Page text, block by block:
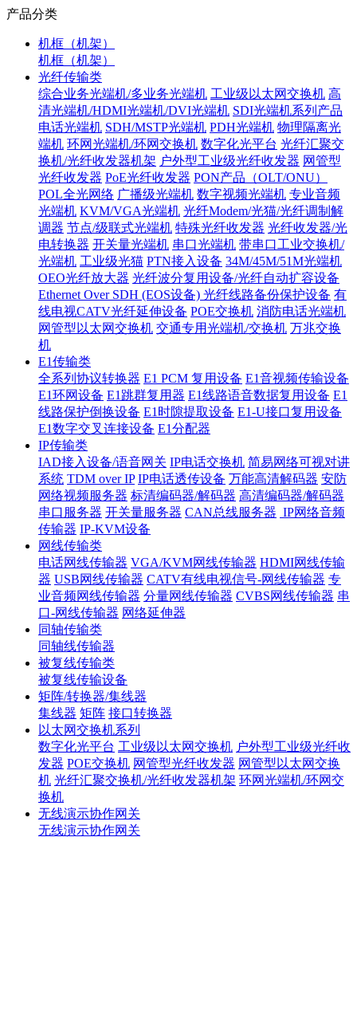
产品分类
机框（机架）
机框（机架）
光纤传输类
综合业务光端机/多业务光端机 工业级以太网交换机 高
清光端机/HDMI光端机/DVI光端机 SDI光端机系列产品
电话光端机 SDH/MSTP光端机 PDH光端机 物理隔离光
端机 环网光端机/环网交换机 数字化光平台 光纤汇聚交
换机/光纤收发器机架 户外型工业级光纤收发器 网管型
光纤收发器 PoE光纤收发器 PON产品（OLT/ONU）
POL全光网络 广播级光端机 数字视频光端机 专业音频
光端机 KVM/VGA光端机 光纤Modem/光猫/光纤调制解
调器 节点/级联式光端机 特殊光纤收发器 光纤收发器/光
电转换器 开关量光端机 串口光端机 带串口工业交换机/
光端机 工业级光猫 PTN接入设备 34M/45M/51M光端机
OEO光纤放大器 光纤波分复用设备/光纤自动扩容设备
Ethernet Over SDH (EOS设备) 光纤线路备份保护设备 有
线电视CATV光纤延伸设备 POE交换机 消防电话光端机
网管型以太网交换机 交通专用光端机/交换机 万兆交换
机
E1传输类
全系列协议转换器 E1 PCM 复用设备 E1音视频传输设备
E1环网设备 E1跳群复用器 E1线路语音数据复用设备 E1
线路保护倒换设备 E1时隙提取设备 E1-U接口复用设备
E1数字交叉连接设备 E1分配器
IP传输类
IAD接入设备/语音网关 IP电话交换机 简易网络可视对讲
系统 TDM over IP IP电话透传设备 万能高清解码器 安防
网络视频服务器 标清编码器/解码器 高清编码器/解码器
串口服务器 开关量服务器 CAN总线服务器 IP网络音频
传输器 IP-KVM设备
网线传输类
电话网线传输器 VGA/KVM网线传输器 HDMI网线传输
器 USB网线传输器 CATV有线电视信号-网线传输器 专
业音频网线传输器 分量网线传输器 CVBS网线传输器 串
口-网线传输器 网络延伸器
同轴传输类
同轴线传输器
被复线传输类
被复线传输设备
矩阵/转换器/集线器
集线器 矩阵 接口转换器
以太网交换机系列
数字化光平台 工业级以太网交换机 户外型工业级光纤收
发器 POE交换机 网管型光纤收发器 网管型以太网交换
机 光纤汇聚交换机/光纤收发器机架 环网光端机/环网交
换机
无线演示协作网关
无线演示协作网关